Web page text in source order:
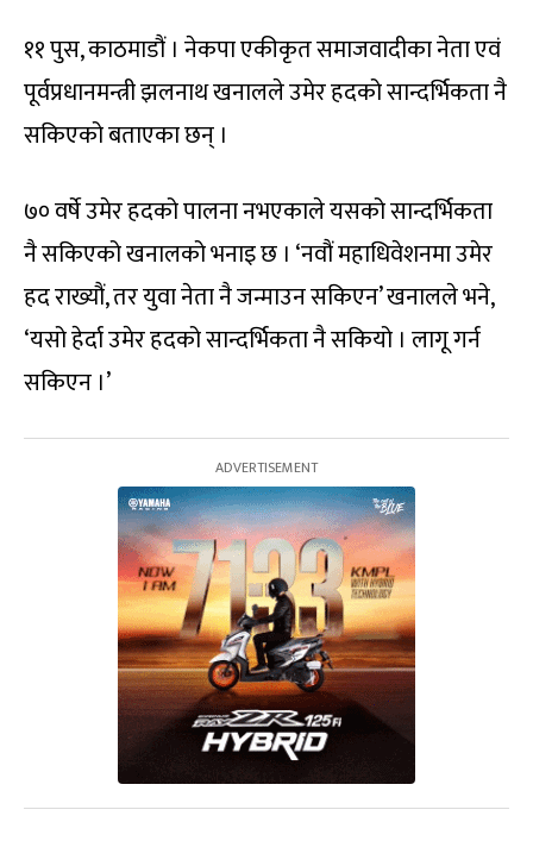
११ पुस, काठमाडौं । नेकपा एकीकृत समाजवादीका नेता एवं
पूर्वप्रधानमन्त्री झलनाथ खनालले उमेर हदको सान्दर्भिकता नै
सकिएको बताएका छन् ।
७० वर्षे उमेर हदको पालना नभएकाले यसको सान्दर्भिकता
नै सकिएको खनालको भनाइ छ । ‘नवौं महाधिवेशनमा उमेर
हद राख्यौं, तर युवा नेता नै जन्माउन सकिएन’ खनालले भने,
‘यसो हेर्दा उमेर हदको सान्दर्भिकता नै सकियो । लागू गर्न
सकिएन ।’